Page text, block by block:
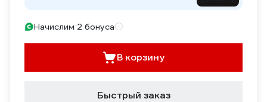
Начислим 2 бонуса
В корзину
Быстрый заказ